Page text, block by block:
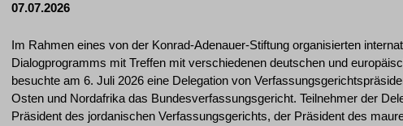
07.07.2026
Im Rahmen eines von der Konrad-Adenauer-Stiftung organisierten
Dialogprogramms mit Treffen mit verschiedenen deutschen und
besuchte am 6. Juli 2026 eine Delegation von
Osten und Nordafrika das Bundesverfassungsgericht. Teilnehmer der
Präsident des jordanischen Verfassungsgerichts, der Präsident des